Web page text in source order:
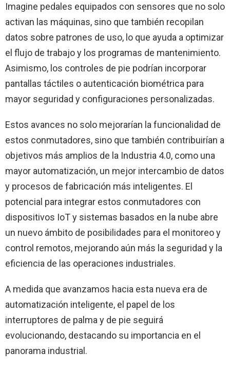
Imagine pedales equipados con sensores que no solo
activan las máquinas, sino que también recopilan
datos sobre patrones de uso, lo que ayuda a optimizar
el flujo de trabajo y los programas de mantenimiento.
Asimismo, los controles de pie podrían incorporar
pantallas táctiles o autenticación biométrica para
mayor seguridad y configuraciones personalizadas.
Estos avances no solo mejorarían la funcionalidad de
estos conmutadores, sino que también contribuirían a
objetivos más amplios de la Industria 4.0, como una
mayor automatización, un mejor intercambio de datos
y procesos de fabricación más inteligentes. El
potencial para integrar estos conmutadores con
dispositivos IoT y sistemas basados ​​en la nube abre
un nuevo ámbito de posibilidades para el monitoreo y
control remotos, mejorando aún más la seguridad y la
eficiencia de las operaciones industriales.
A medida que avanzamos hacia esta nueva era de
automatización inteligente, el papel de los
interruptores de palma y de pie seguirá
evolucionando, destacando su importancia en el
panorama industrial.